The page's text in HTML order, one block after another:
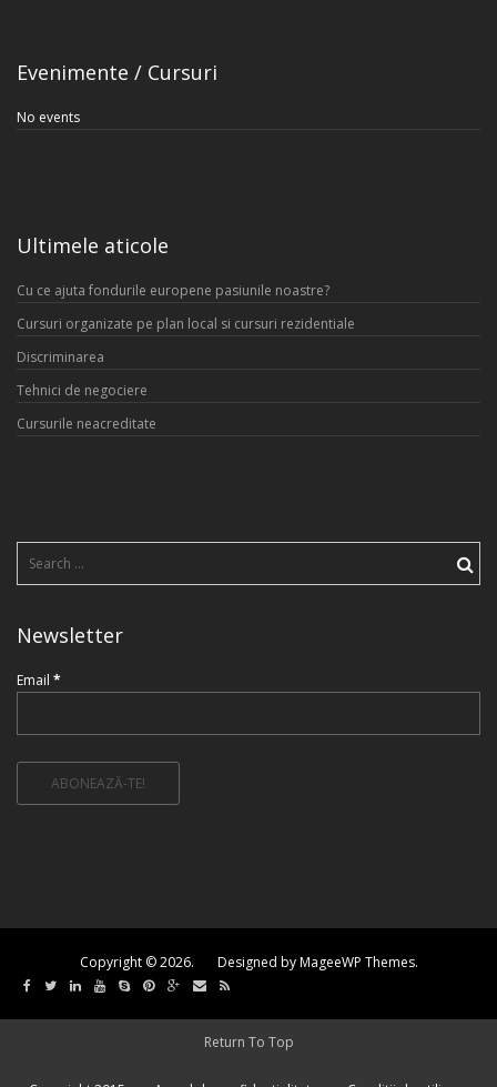
Evenimente / Cursuri
No events
Ultimele aticole
Cu ce ajuta fondurile europene pasiunile noastre?
Cursuri organizate pe plan local si cursuri rezidentiale
Discriminarea
Tehnici de negociere
Cursurile neacreditate
Search
Newsletter
Email *
Copyright © 2026. Designed by MageeWP Themes.
Return To Top